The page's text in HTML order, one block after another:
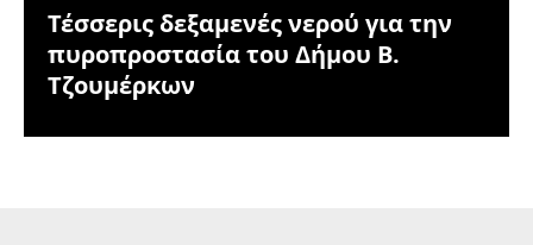
Τέσσερις δεξαμενές νερού για την
πυροπροστασία του Δήμου Β.
Τζουμέρκων